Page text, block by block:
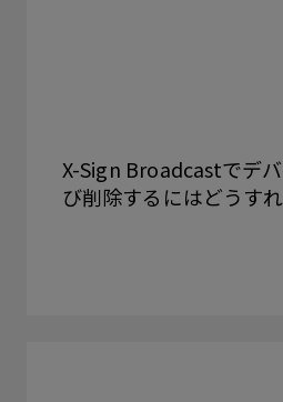
X-Sign Broadcastでデ
び削除するにはどうす